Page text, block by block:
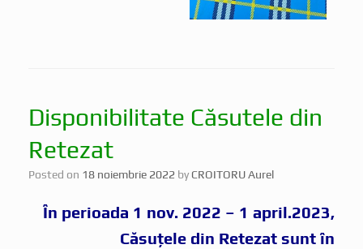
Disponibilitate Căsutele din
Retezat
Posted on 18 noiembrie 2022 by CROITORU Aurel
În perioada 1 nov. 2022 – 1 april.2023,
Căsuțele din Retezat sunt în